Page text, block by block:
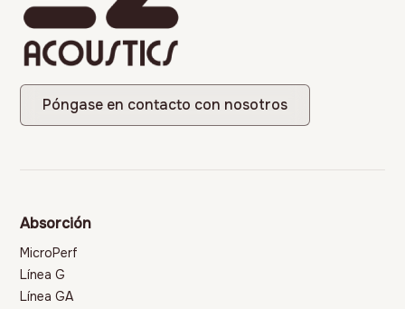
Póngase en contacto con nosotros
Absorción
MicroPerf
Línea G
Línea GA